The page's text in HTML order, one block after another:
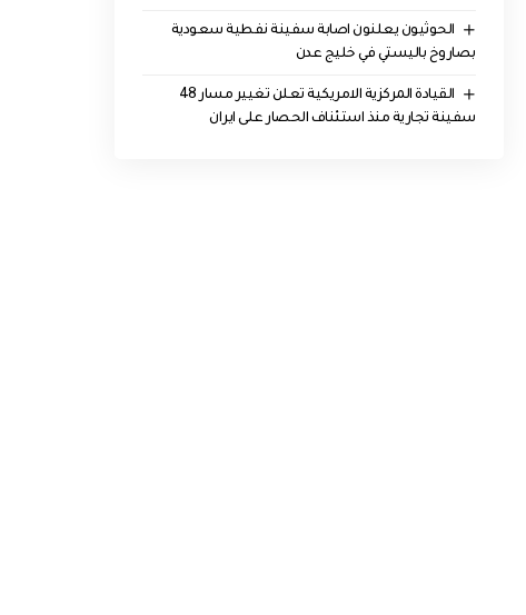
الحوثيون يعلنون اصابة سفينة نفطية سعودية
بصاروخ باليستي في خليج عدن
القيادة المركزية الامريكية تعلن تغيير مسار 48
سفينة تجارية منذ استئناف الحصار على ايران